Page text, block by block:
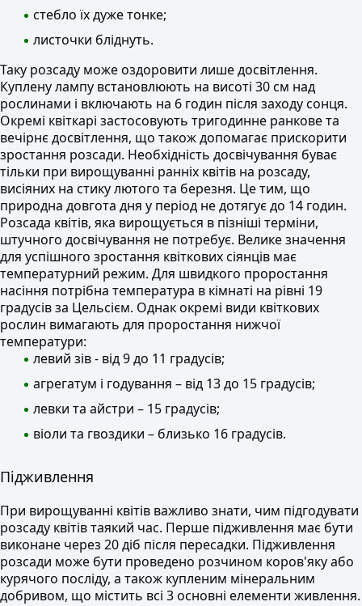
стебло їх дуже тонке;
листочки бліднуть.
Таку розсаду може оздоровити лише досвітлення.
Куплену лампу встановлюють на висоті 30 см над
рослинами і включають на 6 годин після заходу сонця.
Окремі квіткарі застосовують тригодинне ранкове та
вечірнє досвітлення, що також допомагає прискорити
зростання розсади. Необхідність досвічування буває
тільки при вирощуванні ранніх квітів на розсаду,
висіяних на стику лютого та березня. Це тим, що
природна довгота дня у період не дотягує до 14 годин.
Розсада квітів, яка вирощується в пізніші терміни,
штучного досвічування не потребує. Велике значення
для успішного зростання квіткових сіянців має
температурний режим. Для швидкого проростання
насіння потрібна температура в кімнаті на рівні 19
градусів за Цельсієм. Однак окремі види квіткових
рослин вимагають для проростання нижчої
температури:
левий зів - від 9 до 11 градусів;
агрегатум і годування – від 13 до 15 градусів;
левки та айстри – 15 градусів;
віоли та гвоздики – близько 16 градусів.
Підживлення
При вирощуванні квітів важливо знати, чим підгодувати
розсаду квітів таякий час. Перше підживлення має бути
виконане через 20 діб після пересадки. Підживлення
розсади може бути проведено розчином коров'яку або
курячого посліду, а також купленим мінеральним
добривом, що містить всі 3 основні елементи живлення.